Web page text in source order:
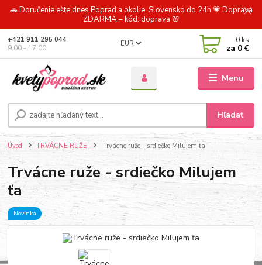
🚗 Doručenie ešte dnes Poprad a okolie. Slovensko do 24h 💗 Doprava
ZDARMA – kód: doprava 🌸
Menu
EUR
Hľadať
+421 911 295 044
9:00 - 17:00
0 ks
za 0 €
Úvod TRVÁCNE RUŽE Trvácne ruže - srdiečko Milujem ťa
Trvácne ruže - srdiečko Milujem
ťa
Novinka